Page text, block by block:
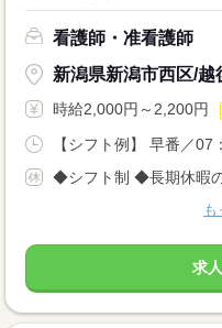
看護師・准看護師
新潟県新潟市西区/越
時給2,000円～2,200円
【シフト例】 早番／07
◆シフト制 ◆長期休暇の
も
求